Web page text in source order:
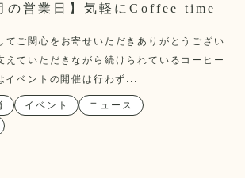
の営業日】気軽にCoffee time
てご関心をお寄せいただきありがとうござい
えていただきながら続けられているコーヒー
イベントの開催は行わず...
イベント
ニュース